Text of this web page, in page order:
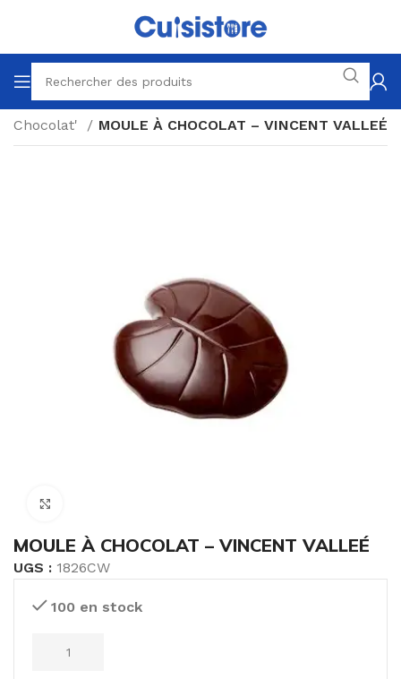
Chocolat' MOULE À CHOCOLAT – VINCENT VALLEÉ
MOULE À CHOCOLAT – VINCENT VALLEÉ
UGS : 1826CW
100 en stock